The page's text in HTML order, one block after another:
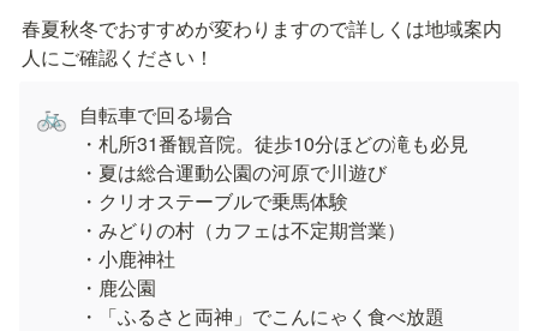
春夏秋冬でおすすめが変わりますので詳しくは地域案内
人にご確認ください！
🚲 自転車で回る場合
・札所31番観音院。徒歩10分ほどの滝も必見
・夏は総合運動公園の河原で川遊び
・クリオステーブルで乗馬体験
・みどりの村（カフェは不定期営業）
・小鹿神社
・鹿公園
・「ふるさと両神」でこんにゃく食べ放題